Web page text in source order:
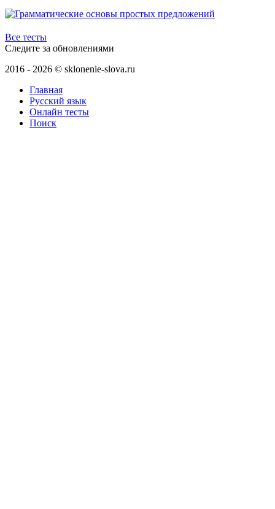
Все тесты
Следите за обновлениями
2016 - 2026 © sklonenie-slova.ru
Главная
Русский язык
Онлайн тесты
Поиск